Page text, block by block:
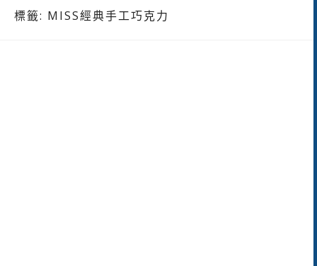
標籤: MISS經典手工巧克力